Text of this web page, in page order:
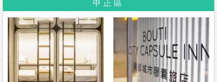
中正區